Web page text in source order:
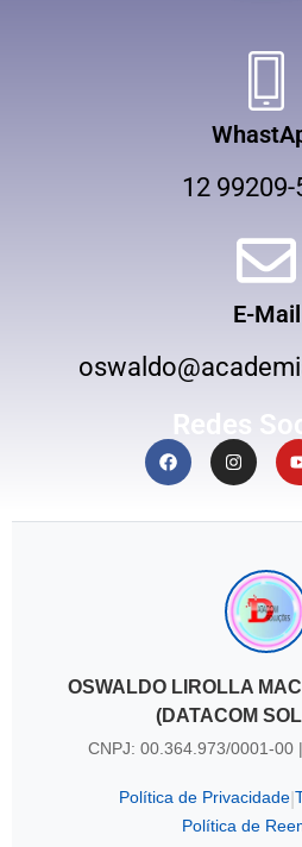
12 99209-
E-Mail
Redes
OSWALDO LIROLLA
(DATACOM
CNPJ: 00.364.973/0001-00
Política de Privacidade
Política de